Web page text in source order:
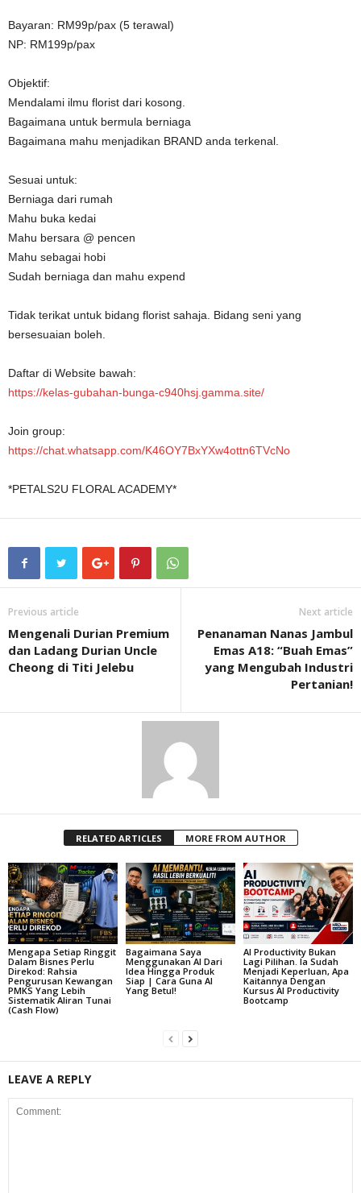
Bayaran: RM99p/pax (5 terawal)
NP: RM199p/pax
Objektif:
Mendalami ilmu florist dari kosong.
Bagaimana untuk bermula berniaga
Bagaimana mahu menjadikan BRAND anda terkenal.
Sesuai untuk:
Berniaga dari rumah
Mahu buka kedai
Mahu bersara @ pencen
Mahu sebagai hobi
Sudah berniaga dan mahu expend
Tidak terikat untuk bidang florist sahaja. Bidang seni yang
bersesuaian boleh.
Daftar di Website bawah:
https://kelas-gubahan-bunga-c940hsj.gamma.site/
Join group:
https://chat.whatsapp.com/K46OY7BxYXw4ottn6TVcNo
*PETALS2U FLORAL ACADEMY*
Previous article
Mengenali Durian Premium
dan Ladang Durian Uncle
Cheong di Titi Jelebu
Next article
Penanaman Nanas Jambul
Emas A18: “Buah Emas”
yang Mengubah Industri
Pertanian!
RELATED ARTICLES MORE FROM AUTHOR
Mengapa Setiap Ringgit
Dalam Bisnes Perlu
Direkod: Rahsia
Pengurusan Kewangan
PMKS Yang Lebih
Sistematik Aliran Tunai
(Cash Flow)
Bagaimana Saya
Menggunakan AI Dari
Idea Hingga Produk
Siap | Cara Guna AI
Yang Betul!
AI Productivity Bukan
Lagi Pilihan. Ia Sudah
Menjadi Keperluan, Apa
Kaitannya Dengan
Kursus AI Productivity
Bootcamp
LEAVE A REPLY